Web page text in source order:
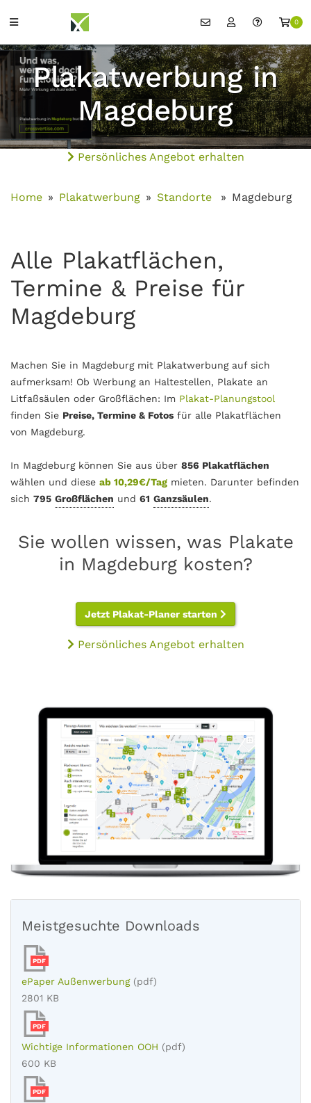
0
Plakatwerbung in
Magdeburg
Persönliches Angebot erhalten
Home Plakatwerbung Standorte Magdeburg
Alle Plakatflächen,
Termine & Preise für
Magdeburg
Machen Sie in Magdeburg mit Plakatwerbung auf sich
aufmerksam! Ob Werbung an Haltestellen, Plakate an
Litfaßsäulen oder Großflächen: Im Plakat-Planungstool
finden Sie Preise, Termine & Fotos für alle Plakatflächen
von Magdeburg.
In Magdeburg können Sie aus über 856 Plakatflächen
wählen und diese ab 10,29€/Tag mieten. Darunter befinden
sich 795 Großflächen und 61 Ganzsäulen.
Sie wollen wissen, was Plakate
in Magdeburg kosten?
Jetzt Plakat-Planer starten
Persönliches Angebot erhalten
Meistgesuchte Downloads
PDF
ePaper Außenwerbung (pdf)
2801 KB
PDF
Wichtige Informationen OOH (pdf)
600 KB
PDF